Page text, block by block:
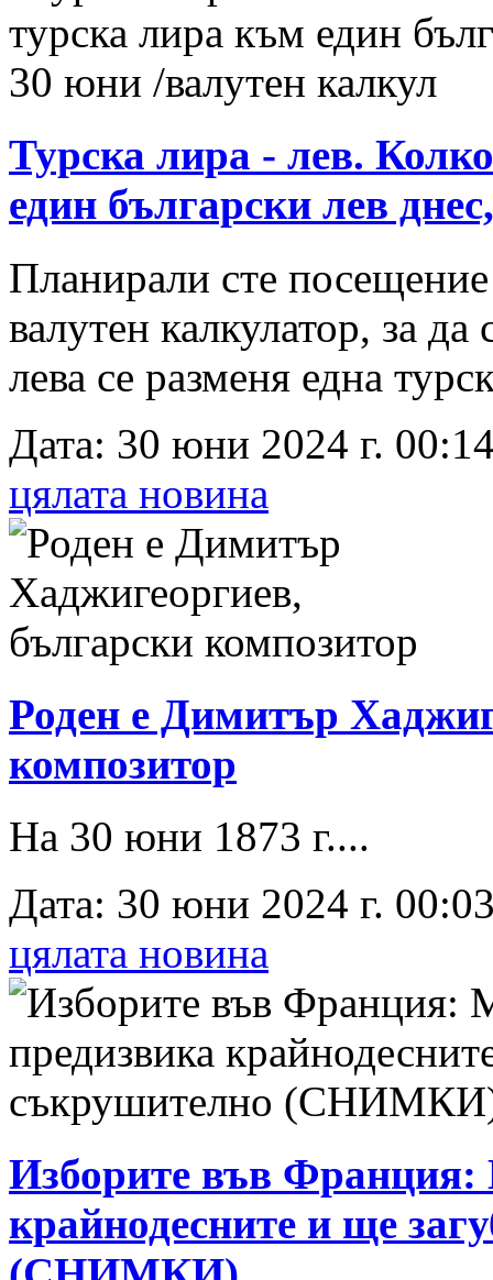
Турска лира - лев.
един български лев
Планирали сте
валутен калкулатор, за да
лева се разменя една
Дата: 30 юни 2024 г.
цялата новина
Роден е Димитър
композитор
На 30 юни 1873 г....
Дата: 30 юни 2024 г.
цялата новина
Изборите във Франция:
крайнодесните и ще